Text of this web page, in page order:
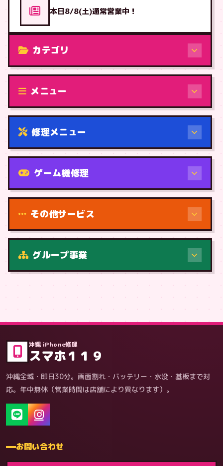
本日8/8(土)通常営業中！
カテゴリ
修理（機種から）
メニュー
修理メニュー
機種から
症状・内容から
ゲーム機修理
その他サービス
グループ事業
沖縄 iPhone修理
スマホ１１９
沖縄全域・即日30分。画面割れ・バッテリー・水没・基板まで対
応。年中無休（営業時間は店舗により異なります）。
お問い合わせ